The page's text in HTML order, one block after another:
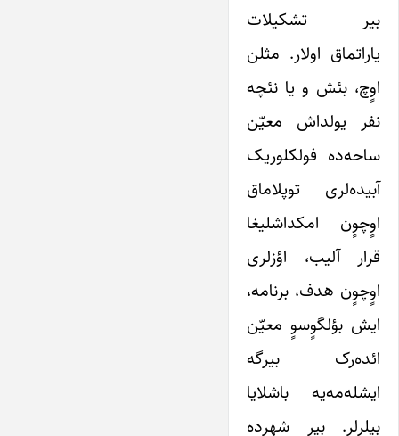
بیر تشکیلات
یاراتماق اولار. مثلن
اوٍچ، بئش و یا نئچه
نفر یولداش معیّن
ساحه‌ده فولکلوریک
آبیده‌لری توپلاماق
اوٍچوٍن امکداشلیغا
قرار آلیب، اؤزلری
اوٍچوٍن هدف، برنامه،
ایش بؤلگوٍسوٍ معیّن
ائده‌رک بیرگه
ایشله‌مه‌یه باشلایا
بیلرلر. بیر شهرده